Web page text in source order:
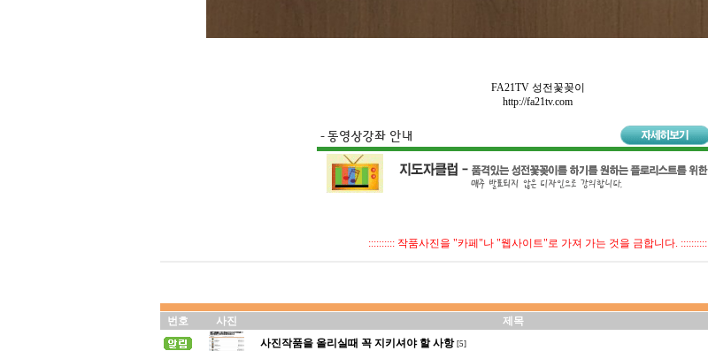
FA21TV 성전꽃꽂이
http://fa21tv.com
:::::::::: 작품사진을 "카페"나 "웹사이트"로 가져 가는 것을 금합니다. ::::::::::
번호 사진 제목
사진작품을 올리실때 꼭 지키셔야 할 사항 [5]